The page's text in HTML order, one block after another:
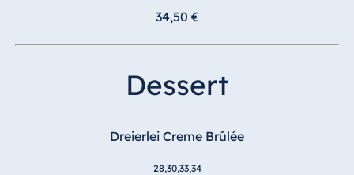
34,50 €
Dessert
Dreierlei Creme Brûlée
28,30,33,34